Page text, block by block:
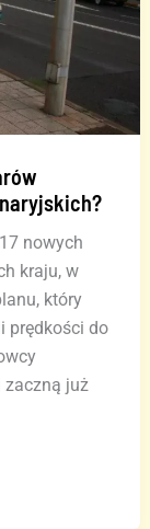
nowych
kraju, w
który
prędkości do
zaczną już